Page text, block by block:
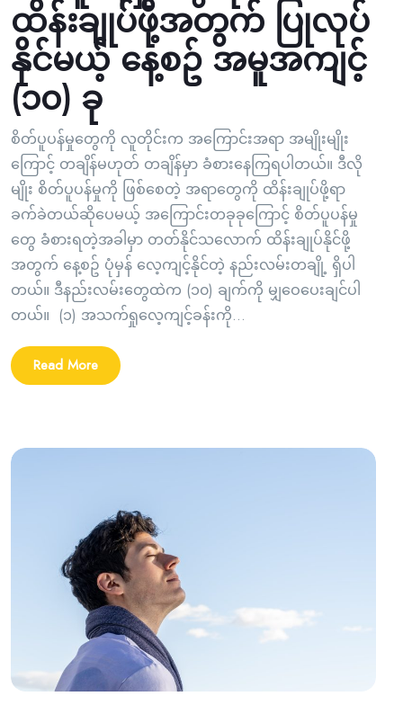
ထိန်းချုပ်ဖို့အတွက် ပြုလုပ်
နိုင်မယ့် နေ့စဥ် အမူအကျင့်
(၁၀) ခု
စိတ်ပူပန်မှုတွေကို လူတိုင်းက အကြောင်းအရာ အမျိုးမျိုး
ကြောင့် တချိန်မဟုတ် တချိန်မှာ ခံစားနေကြရပါတယ်။ ဒီလို
မျိုး စိတ်ပူပန်မှုကို ဖြစ်စေတဲ့ အရာတွေကို ထိန်းချုပ်ဖို့ရာ
ခက်ခဲတယ်ဆိုပေမယ့် အကြောင်းတခုခုကြောင့် စိတ်ပူပန်မှု
တွေ ခံစားရတဲ့အခါမှာ တတ်နိုင်သလောက် ထိန်းချုပ်နိုင်ဖို့
အတွက် နေ့စဥ် ပုံမှန် လေ့ကျင့်နိုင်တဲ့ နည်းလမ်းတချို့ ရှိပါ
တယ်။ ဒီနည်းလမ်းတွေထဲက (၁၀) ချက်ကို မျှဝေပေးချင်ပါ
တယ်။ (၁) အသက်ရှုလေ့ကျင့်ခန်းကို...
Read More